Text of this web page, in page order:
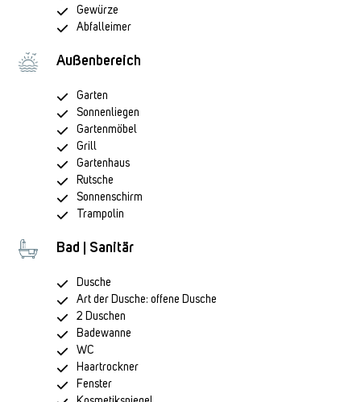
Gewürze
Abfalleimer
Außenbereich
Garten
Sonnenliegen
Gartenmöbel
Grill
Gartenhaus
Rutsche
Sonnenschirm
Trampolin
Bad | Sanitär
Dusche
Art der Dusche: offene Dusche
2 Duschen
Badewanne
WC
Haartrockner
Fenster